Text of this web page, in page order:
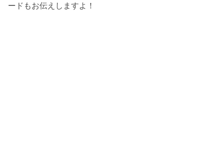
ードもお伝えしますよ！